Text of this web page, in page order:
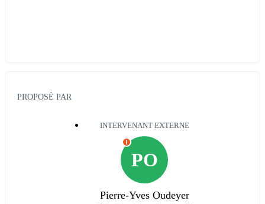
PROPOSÉ PAR
INTERVENANT EXTERNE
PO
I
Pierre-Yves Oudeyer